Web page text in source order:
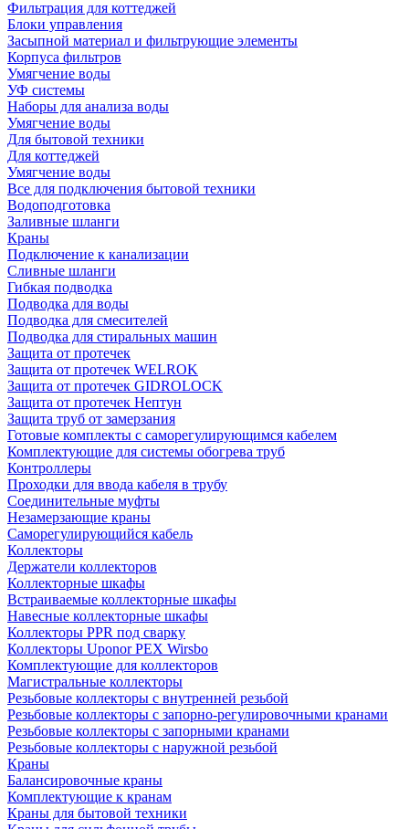
Фильтрация для коттеджей
Блоки управления
Засыпной материал и фильтрующие элементы
Корпуса фильтров
Умягчение воды
УФ системы
Наборы для анализа воды
Умягчение воды
Для бытовой техники
Для коттеджей
Умягчение воды
Все для подключения бытовой техники
Водоподготовка
Заливные шланги
Краны
Подключение к канализации
Сливные шланги
Гибкая подводка
Подводка для воды
Подводка для смесителей
Подводка для стиральных машин
Защита от протечек
Защита от протечек WELROK
Защита от протечек GIDROLOCK
Защита от протечек Нептун
Защита труб от замерзания
Готовые комплекты с саморегулирующимся кабелем
Комплектующие для системы обогрева труб
Контроллеры
Проходки для ввода кабеля в трубу
Соединительные муфты
Незамерзающие краны
Саморегулирующийся кабель
Коллекторы
Держатели коллекторов
Коллекторные шкафы
Встраиваемые коллекторные шкафы
Навесные коллекторные шкафы
Коллекторы PPR под сварку
Коллекторы Uponor PEX Wirsbo
Комплектующие для коллекторов
Магистральные коллекторы
Резьбовые коллекторы с внутренней резьбой
Резьбовые коллекторы с запорно-регулировочными кранами
Резьбовые коллекторы с запорными кранами
Резьбовые коллекторы с наружной резьбой
Краны
Балансировочные краны
Комплектующие к кранам
Краны для бытовой техники